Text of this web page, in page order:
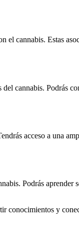
el cannabis. Estas
cannabis. Podrás
acceso a una
Podrás aprender
conocimientos y